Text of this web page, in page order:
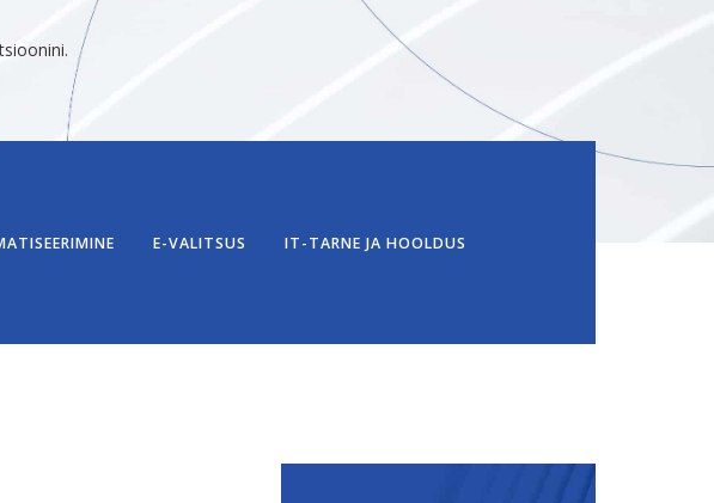
E-VALITSUS IT-TARNE JA HOOLDUS